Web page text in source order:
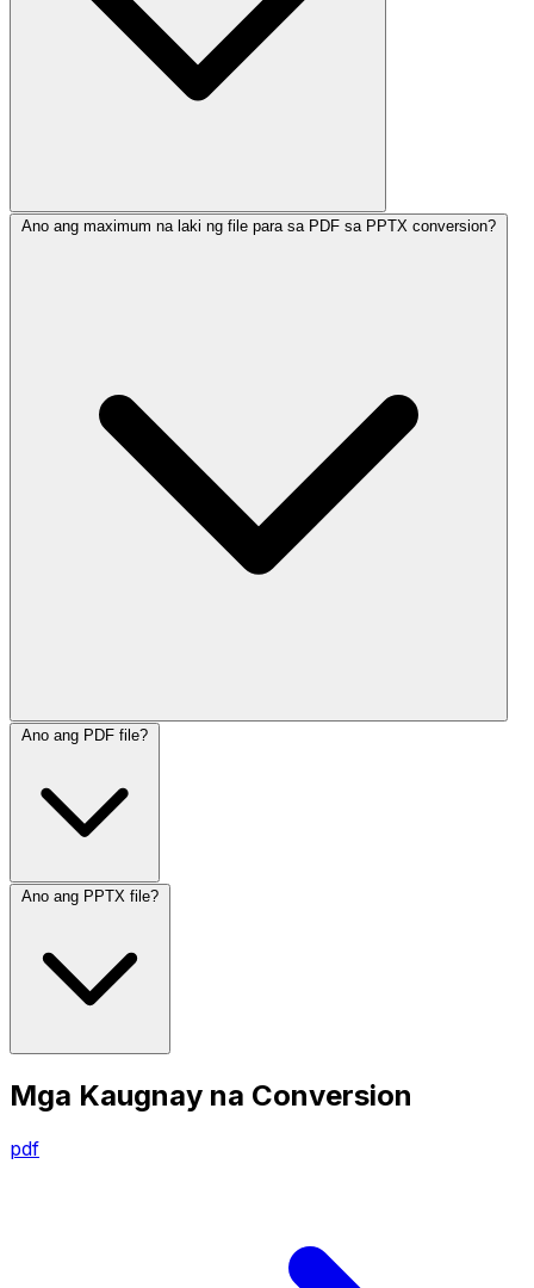
Ano ang maximum na laki ng file para sa PDF sa PPTX conversion?
Ano ang PDF file?
Ano ang PPTX file?
Mga Kaugnay na Conversion
pdf